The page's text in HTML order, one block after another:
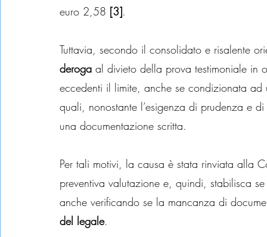
euro 2,58 [3].
Tuttavia, secondo il consolidato e risalente
deroga al divieto della prova testimoniale in
eccedenti il limite, anche se condizionata
quali, nonostante l’esigenza di prudenza e
una documentazione scritta.
Per tali motivi, la causa è stata rinviata alla
preventiva valutazione e, quindi, stabilisca
anche verificando se la mancanza di
del legale.